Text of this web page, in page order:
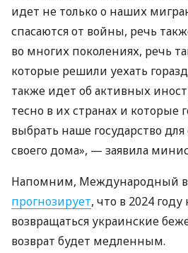
идет не только о наших
спасаются от войны, речь
во многих поколениях, речь
которые решили уехать
также идет об активных
тесно в их странах и которые
выбрать наше государство для
своего дома», — заявила
Напомним, Международный
прогнозирует, что в 2024 году
возвращаться украинские
возврат будет медленным.